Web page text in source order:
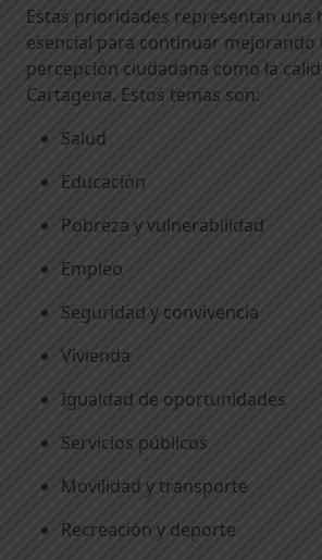
Estas prioridades representan una
esencial para continuar mejorando
percepción ciudadana como la
Cartagena. Estos temas son:
Salud
Educación
Pobreza y vulnerabilidad
Empleo
Seguridad y convivencia
Vivienda
Igualdad de oportunidades
Servicios públicos
Movilidad y transporte
Recreación y deporte